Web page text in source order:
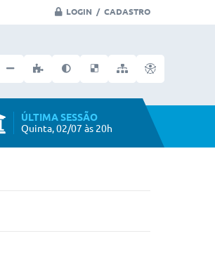
LOGIN / CADASTRO
ÚLTIMA SESSÃO
Quinta, 02/07 às 20h